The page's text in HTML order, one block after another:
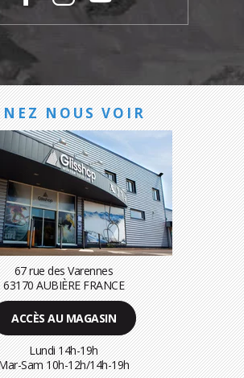
NOUS VOIR
67 rue des Varennes
63170 AUBIÈRE FRANCE
ACCÈS AU MAGASIN
Lundi 14h-19h
Sam 10h-12h/14h-19h